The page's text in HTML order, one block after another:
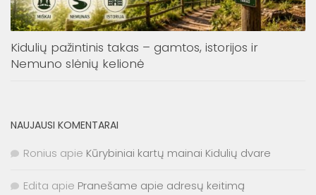
Kidulių pažintinis takas – gamtos, istorijos ir
Nemuno slėnių kelionė
NAUJAUSI KOMENTARAI
Ronius apie Kūrybiniai kartų mainai Kidulių dvare
Edita apie Pranešame apie adresų keitimą